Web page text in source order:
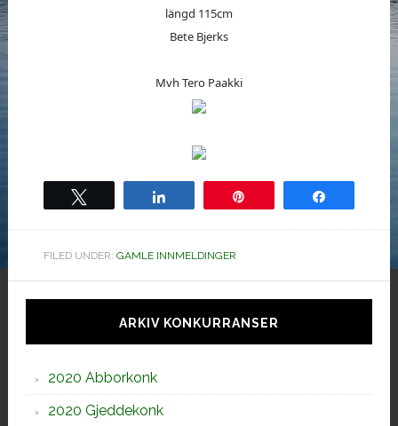
längd 115cm
Bete Bjerks
Mvh Tero Paakki
FILED UNDER: GAMLE INNMELDINGER
Hoved
ARKIV KONKURRANSER
2020 Abborkonk
2020 Gjeddekonk